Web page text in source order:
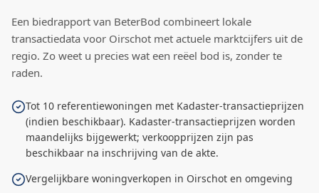
Een biedrapport van BeterBod combineert lokale
transactiedata voor Oirschot met actuele marktcijfers uit de
regio. Zo weet u precies wat een reëel bod is, zonder te
raden.
Tot 10 referentiewoningen met Kadaster-transactieprijzen
(indien beschikbaar). Kadaster-transactieprijzen worden
maandelijks bijgewerkt; verkoopprijzen zijn pas
beschikbaar na inschrijving van de akte.
Vergelijkbare woningverkopen in Oirschot en omgeving